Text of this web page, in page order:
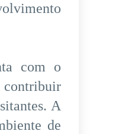
com o
contribuir
A
de